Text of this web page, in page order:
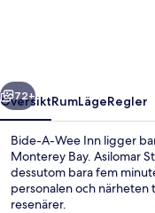
Nästa
72+
ÖversiktRumLägeRegler
Bide-A-Wee Inn ligger
Monterey Bay. Asilomar
dessutom bara fem
personalen och närheten
resenärer.